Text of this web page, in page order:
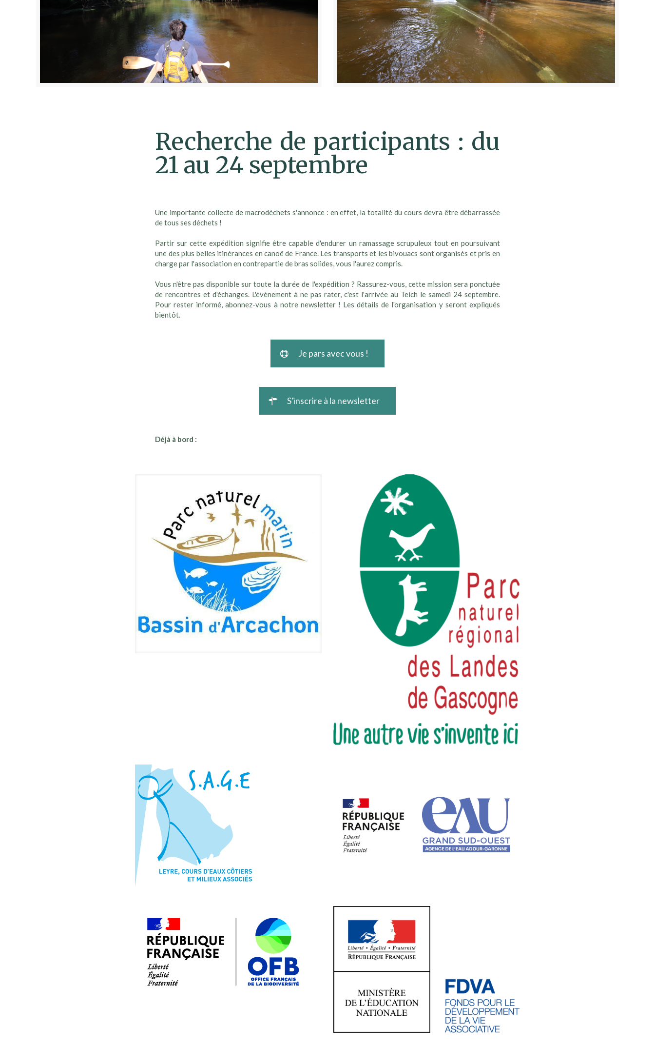
Recherche de participants : du
21 au 24 septembre
Une importante collecte de macrodéchets s'annonce : en effet, la totalité du cours devra être débarrassée
de tous ses déchets !
Partir sur cette expédition signifie être capable d'endurer un ramassage scrupuleux tout en poursuivant
une des plus belles itinérances en canoë de France. Les transports et les bivouacs sont organisés et pris en
charge par l'association en contrepartie de bras solides, vous l'aurez compris.
Vous n'être pas disponible sur toute la durée de l'expédition ? Rassurez-vous, cette mission sera ponctuée
de rencontres et d'échanges. L'évènement à ne pas rater, c'est l'arrivée au Teich le samedi 24 septembre.
Pour rester informé, abonnez-vous à notre newsletter ! Les détails de l'organisation y seront expliqués
bientôt.
Je pars avec vous !
S'inscrire à la newsletter
Déjà à bord :